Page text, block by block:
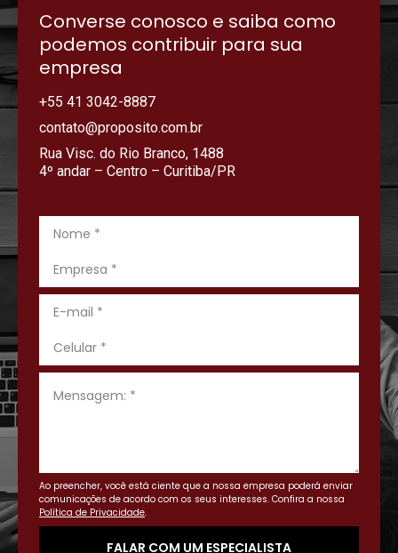
Converse conosco e saiba como
podemos contribuir para sua
empresa
+55 41 3042-8887
contato@proposito.com.br
Rua Visc. do Rio Branco, 1488
4º andar – Centro – Curitiba/PR
Ao preencher, você está ciente que a nossa empresa poderá enviar
comunicações de acordo com os seus interesses. Confira a nossa
Política de Privacidade.